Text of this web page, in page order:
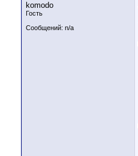
komodo
Гость
Сообщений: n/a